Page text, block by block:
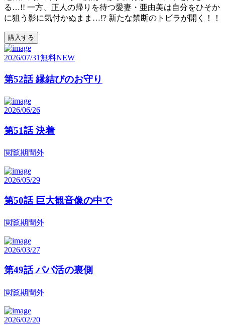
る…!! 一方、正人の帰りを待つ愛妻・亜由美は自分をひそか
に狙う影に気付かぬまま…!? 新たな禁断のトビラが開く！！
購入する
2026/07/31無料NEW
第52話 縁結びのお守り
2026/06/26
第51話 決着
閲覧期間外
2026/05/29
第50話 巨大観音像の中で
閲覧期間外
2026/03/27
第49話 パパ活の裏側
閲覧期間外
2026/02/20